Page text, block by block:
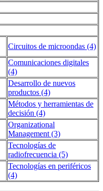
Circuitos de microondas (4)
Comunicaciones digitales
(4)
Desarrollo de nuevos
productos (4)
Métodos y herramientas de
decisión (4)
Organizational
Management (3)
Tecnologías de
radiofrecuencia (5)
Tecnologías en periféricos
(4)